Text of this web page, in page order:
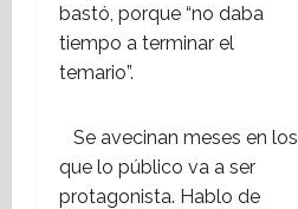
bastó, porque “no daba
tiempo a terminar el
temario”.
Se avecinan meses en los
que lo público va a ser
protagonista. Hablo de